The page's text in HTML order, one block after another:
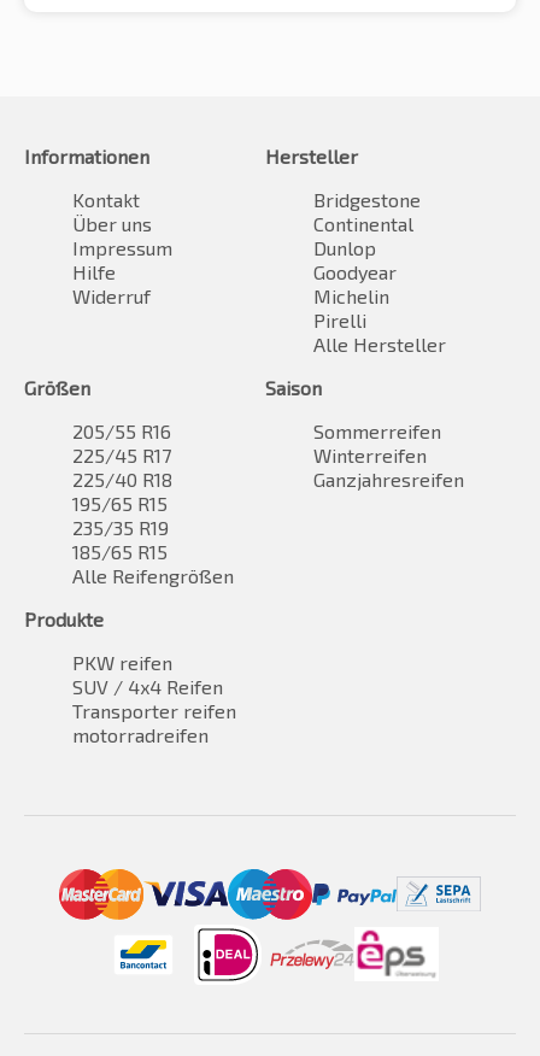
Informationen
Kontakt
Über uns
Impressum
Hilfe
Widerruf
Hersteller
Bridgestone
Continental
Dunlop
Goodyear
Michelin
Pirelli
Alle Hersteller
Größen
205/55 R16
225/45 R17
225/40 R18
195/65 R15
235/35 R19
185/65 R15
Alle Reifengrößen
Saison
Sommerreifen
Winterreifen
Ganzjahresreifen
Produkte
PKW reifen
SUV / 4x4 Reifen
Transporter reifen
motorradreifen